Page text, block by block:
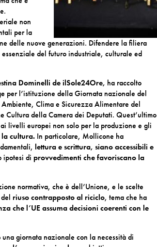
non
per la
delle nuove generazioni. Difendere la filiera
del futuro industriale, culturale ed
Dominelli de ilSole24Ore, ha raccolto
per l’istituzione della Giornata nazionale del
Clima e Sicurezza Alimentare del
Cultura della Camera dei Deputati. Quest’ultimo
livelli europei non solo per la produzione e gli
cultura. In particolare, Mollicone ha
lettura e scrittura, siano accessibili e
ipotesi di provvedimenti che favoriscano la
normativa, che è dell’Unione, e le scelte
riuso contrapposto al riciclo, tema che ha
che l’UE assuma decisioni coerenti con le
giornata nazionale con la necessità di